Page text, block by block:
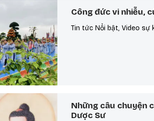
Công đức vi nhiễu,
Tin tức Nổi bật, Video sự
Những câu chuyện
Dược Sư